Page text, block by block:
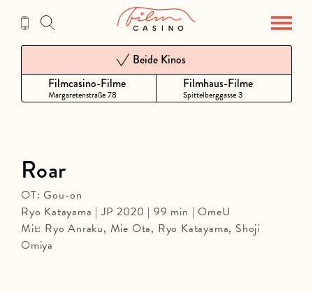
Inhalt
Filmcasino-Filme
Margaretenstraße 78
Beide Kinos
Filmhaus-Filme
Spittelberggasse 3
Roar
OT: Gou-on
Ryo Katayama | JP 2020 | 99 min | OmeU
Mit: Ryo Anraku, Mie Ota, Ryo Katayama, Shoji
Omiya